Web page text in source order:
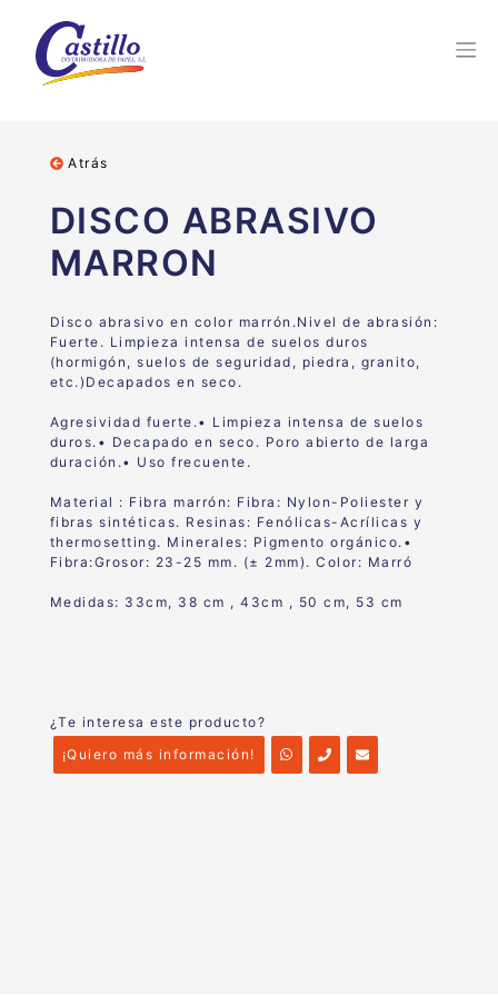
Atrás
DISCO ABRASIVO
MARRON
Disco abrasivo en color marrón.Nivel de abrasión:
Fuerte. Limpieza intensa de suelos duros
(hormigón, suelos de seguridad, piedra, granito,
etc.) Decapados en seco.
Agresividad fuerte.• Limpieza intensa de suelos
duros.• Decapado en seco. Poro abierto de larga
duración.• Uso frecuente.
Material : Fibra marrón: Fibra : Nylon-Poliester y
fibras sintéticas. Resinas : Fenólicas-Acrílicas y
thermosetting. Minerales : Pigmento orgánico. •
Fibra:Grosor: 23-25 mm. (± 2mm). Color: Marró
Medidas: 33cm, 38 cm , 43cm , 50 cm, 53 cm
¿Te interesa este producto?
¡Quiero más información!